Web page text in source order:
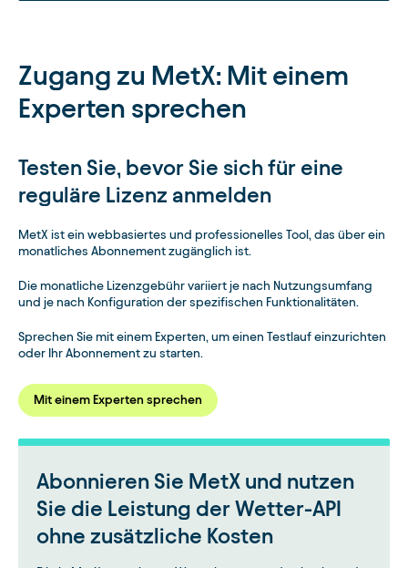
Zugang zu MetX: Mit einem
Experten sprechen
Testen Sie, bevor Sie sich für eine
reguläre Lizenz anmelden
MetX ist ein webbasiertes und professionelles Tool, das über ein
monatliches Abonnement zugänglich ist.
Die monatliche Lizenzgebühr variiert je nach Nutzungsumfang
und je nach Konfiguration der spezifischen Funktionalitäten.
Sprechen Sie mit einem Experten, um einen Testlauf einzurichten
oder Ihr Abonnement zu starten.
Mit einem Experten sprechen
Abonnieren Sie MetX und nutzen
Sie die Leistung der Wetter-API
ohne zusätzliche Kosten